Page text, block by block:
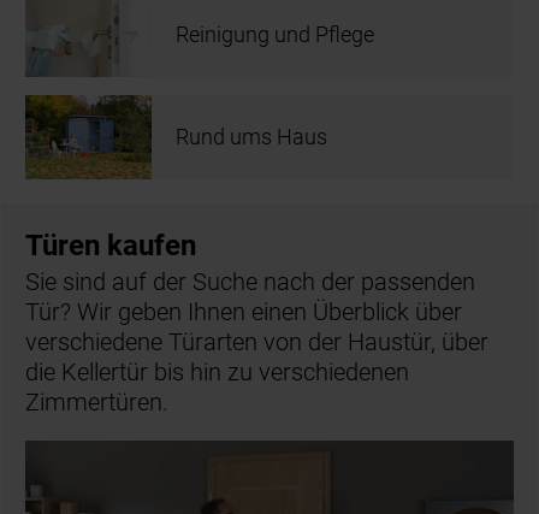
Reinigung und Pflege
Rund ums Haus
Türen kaufen
Sie sind auf der Suche nach der passenden
Tür? Wir geben Ihnen einen Überblick über
verschiedene Türarten von der Haustür, über
die Kellertür bis hin zu verschiedenen
Zimmertüren.